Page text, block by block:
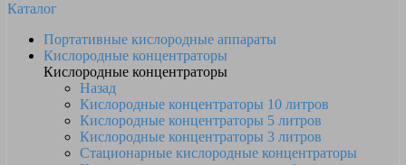
Каталог
Портативные кислородные аппараты
Кислородные концентраторы
Кислородные концентраторы
Назад
Кислородные концентраторы 10 литров
Кислородные концентраторы 5 литров
Кислородные концентраторы 3 литров
Стационарные кислородные концентраторы